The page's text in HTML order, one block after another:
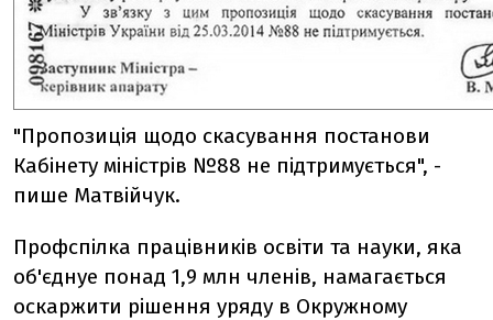
"Пропозиція щодо скасування постанови
Кабінету міністрів №88 не підтримується", -
пише Матвійчук.
Профспілка працівників освіти та науки, яка
об'єднуе понад 1,9 млн членів, намагається
оскаржити рішення уряду в Окружному